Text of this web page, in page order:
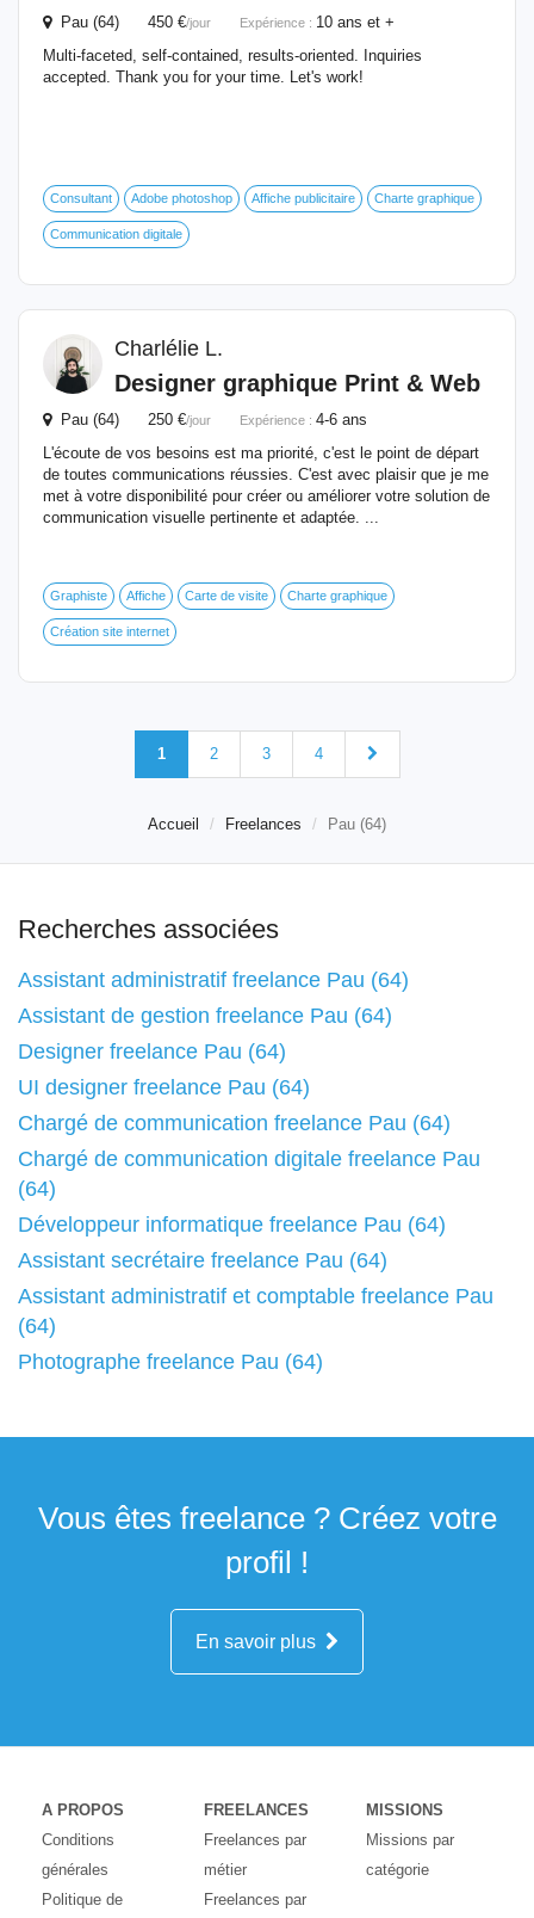
Pau (64) 450 €/jour Expérience : 10 ans et +
Multi-faceted, self-contained, results-oriented. Inquiries
accepted. Thank you for your time. Let's work!
Consultant Adobe photoshop Affiche publicitaire Charte graphique
Communication digitale
Charlélie L.
Designer graphique Print & Web
Pau (64) 250 €/jour Expérience : 4-6 ans
L'écoute de vos besoins est ma priorité, c'est le point de départ
de toutes communications réussies. C'est avec plaisir que je me
met à votre disponibilité pour créer ou améliorer votre solution de
communication visuelle pertinente et adaptée. ...
Graphiste Affiche Carte de visite Charte graphique
Création site internet
1 2 3 4
Accueil Freelances Pau (64)
Recherches associées
Assistant administratif freelance Pau (64)
Assistant de gestion freelance Pau (64)
Designer freelance Pau (64)
UI designer freelance Pau (64)
Chargé de communication freelance Pau (64)
Chargé de communication digitale freelance Pau
(64)
Développeur informatique freelance Pau (64)
Assistant secrétaire freelance Pau (64)
Assistant administratif et comptable freelance Pau
(64)
Photographe freelance Pau (64)
Vous êtes freelance ? Créez votre
profil !
En savoir plus
A PROPOS
Conditions
générales
Politique de
FREELANCES
Freelances par
métier
Freelances par
MISSIONS
Missions par
catégorie